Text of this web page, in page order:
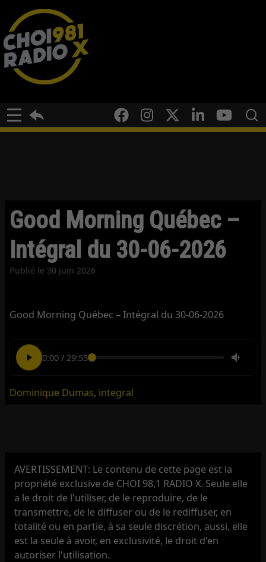
Good Morning Québec –
Intégral du 30-06-2026
Publié le 30 juin 2026
Good Morning Québec – Intégral du 30-06-2026
0:00/ 29:55
Dominique Dumas, integral
AVERTISSEMENT: Le contenu de cette page est la
propriété exclusive de CHOI 98,1 RADIO X. Seule elle
a le droit de l'utiliser, de le reproduire, de le
transmettre, de le diffuser ou de le rediffuser, en
totalité ou en partie, à sa seule discrétion, aussi, elle
est la seule à avoir, en exclusivité, le droit d'en
autoriser l'utilisation.